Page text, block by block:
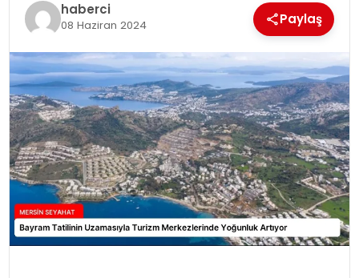
haberci
08 Haziran 2024 Paylaş